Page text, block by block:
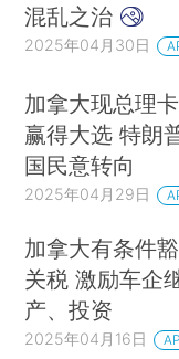
混乱之治
2025年04月30日
加拿大现总理
赢得大选 特朗
国民意转向
2025年04月29日
加拿大有条件
关税 激励车企
产、投资
2025年04月16日